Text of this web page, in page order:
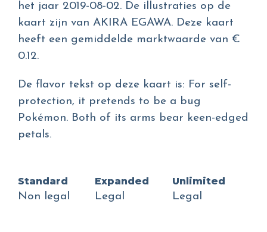
het jaar 2019-08-02. De illustraties op de
kaart zijn van AKIRA EGAWA. Deze kaart
heeft een gemiddelde marktwaarde van €
0.12.
De flavor tekst op deze kaart is: For self-
protection, it pretends to be a bug
Pokémon. Both of its arms bear keen-edged
petals.
Standard
Non legal
Expanded
Legal
Unlimited
Legal